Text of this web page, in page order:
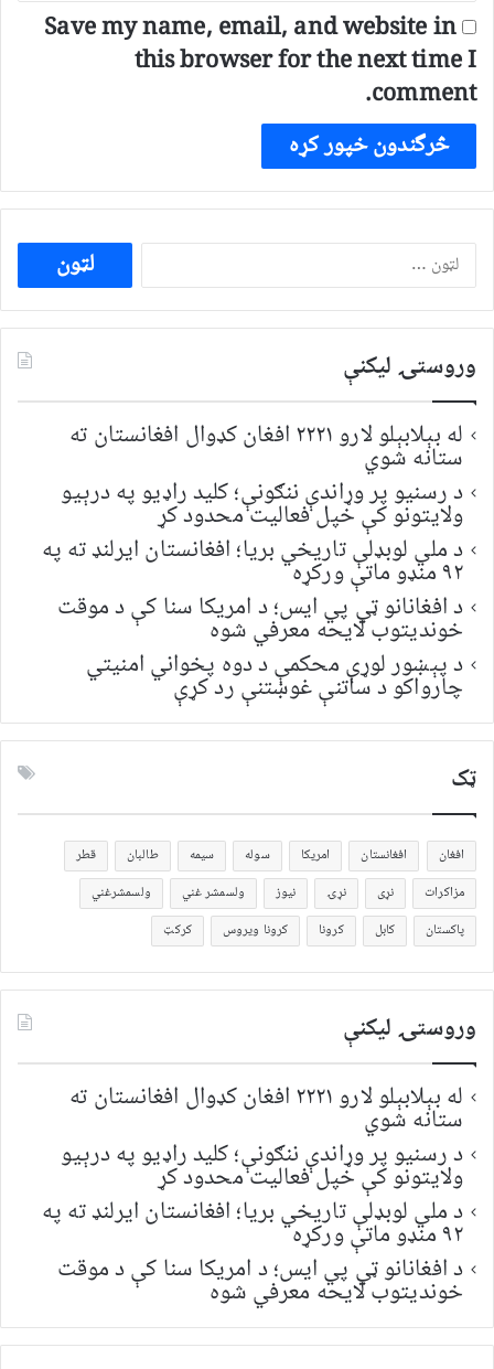
Save my name, email, and website in
this browser for the next time I
comment.
ددی
لپاره
لټون:
وروستۍ ليکنې
له بېلابېلو لارو ۲۲۲۱ افغان کډوال افغانستان ته
ستانه شوي
د رسنیو پر وړاندې ننګونې؛ کلید راډیو په درېیو
ولایتونو کې خپل فعالیت محدود کړ
د ملي لوبډلې تاریخي بریا؛ افغانستان ایرلنډ ته په
۹۲ منډو ماتې ورکړه
د افغانانو ټي پي ایس؛ د امریکا سنا کې د موقت
خونديتوب لایحه معرفي شوه
د پېښور لوړې محکمې د دوه پخواني امنیتي
چارواکو د ساتنې غوښتنې رد کړې
ټک
افغان افغانستان امریکا سوله سیمه طالبان
قطر
مزاکرات
نړی نړۍ نیوز ولسمشر غني
ولسمشرغني
پاکستان
کابل کرونا کرونا ویروس کرکټ
وروستۍ ليکنې
له بېلابېلو لارو ۲۲۲۱ افغان کډوال افغانستان ته
ستانه شوي
د رسنیو پر وړاندې ننګونې؛ کلید راډیو په درېیو
ولایتونو کې خپل فعالیت محدود کړ
د ملي لوبډلې تاریخي بریا؛ افغانستان ایرلنډ ته په
۹۲ منډو ماتې ورکړه
د افغانانو ټي پي ایس؛ د امریکا سنا کې د موقت
خونديتوب لایحه معرفي شوه